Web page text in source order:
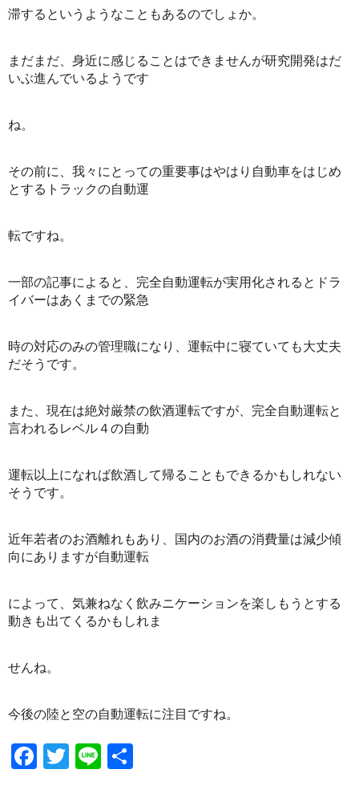
滞するというようなこともあるのでしょか。
まだまだ、身近に感じることはできませんが研究開発はだ
いぶ進んでいるようです
ね。
その前に、我々にとっての重要事はやはり自動車をはじめ
とするトラックの自動運
転ですね。
一部の記事によると、完全自動運転が実用化されるとドラ
イバーはあくまでの緊急
時の対応のみの管理職になり、運転中に寝ていても大丈夫
だそうです。
また、現在は絶対厳禁の飲酒運転ですが、完全自動運転と
言われるレベル４の自動
運転以上になれば飲酒して帰ることもできるかもしれない
そうです。
近年若者のお酒離れもあり、国内のお酒の消費量は減少傾
向にありますが自動運転
によって、気兼ねなく飲みニケーションを楽しもうとする
動きも出てくるかもしれま
せんね。
今後の陸と空の自動運転に注目ですね。
Facebook
Twitter
Line